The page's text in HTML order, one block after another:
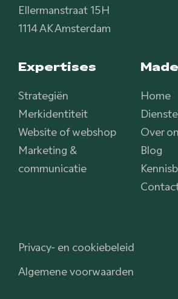
Ellermanstraat 15H
1114 AK Amsterdam
Expertises
Strategiën
Merkidentiteit
Website of webshop
Marketing &
communicatie
Home
Over
Blog
Privacy- en cookiebeleid
Algemene voorwaarden